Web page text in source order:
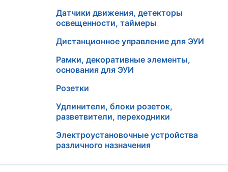
Датчики движения, детекторы
освещенности, таймеры
Дистанционное управление для ЭУИ
Рамки, декоративные элементы,
основания для ЭУИ
Розетки
Удлинители, блоки розеток,
разветвители, переходники
Электроустановочные устройства
различного назначения